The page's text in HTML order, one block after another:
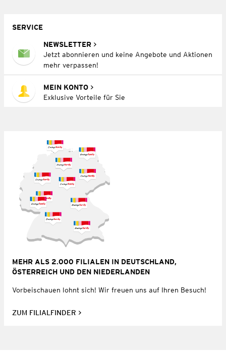
SERVICE
NEWSLETTER
Jetzt abonnieren und keine Angebote und Aktionen
mehr verpassen!
MEIN KONTO
Exklusive Vorteile für Sie
MEHR ALS 2.000 FILIALEN IN DEUTSCHLAND,
ÖSTERREICH UND DEN NIEDERLANDEN
Vorbeischauen lohnt sich! Wir freuen uns auf Ihren Besuch!
ZUM FILIALFINDER